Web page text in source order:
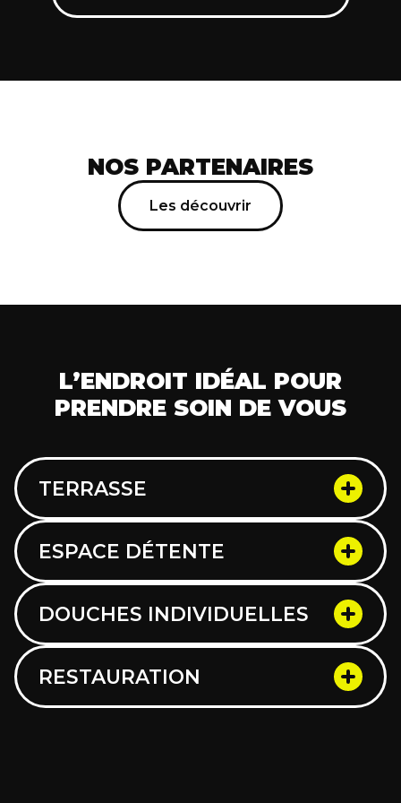
NOS PARTENAIRES
Les découvrir
L’ENDROIT IDÉAL POUR
PRENDRE SOIN DE VOUS
TERRASSE
ESPACE DÉTENTE
DOUCHES INDIVIDUELLES
RESTAURATION